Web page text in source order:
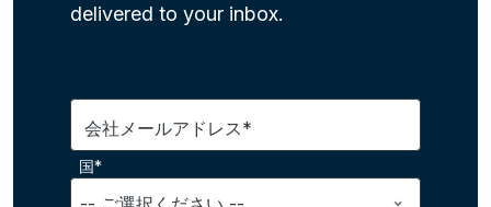
delivered to your inbox.
会社メールアドレス*
国*